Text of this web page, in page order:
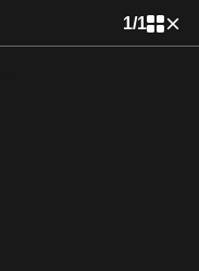
1/1